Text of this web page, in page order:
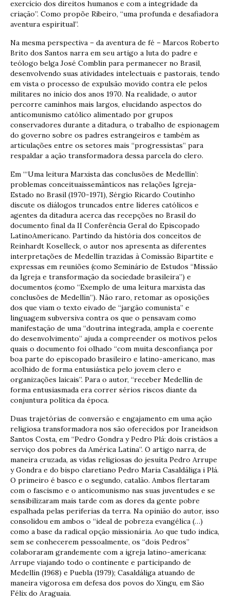
exercício dos direitos humanos e com a integridade da
criação”. Como propõe Ribeiro, “uma profunda e desafiadora
aventura espiritual”.
Na mesma perspectiva – da aventura de fé – Marcos Roberto
Brito dos Santos narra em seu artigo a luta do padre e
teólogo belga José Comblin para permanecer no Brasil,
desenvolvendo suas atividades intelectuais e pastorais, tendo
em vista o processo de expulsão movido contra ele pelos
militares no início dos anos 1970. Na realidade, o autor
percorre caminhos mais largos, elucidando aspectos do
anticomunismo católico alimentado por grupos
conservadores durante a ditadura, o trabalho de espionagem
do governo sobre os padres estrangeiros e também as
articulações entre os setores mais “progressistas” para
respaldar a ação transformadora dessa parcela do clero.
Em “‘Uma leitura Marxista das conclusões de Medellín’:
problemas conceituaissemânticos nas relações Igreja-
Estado no Brasil (1970-1971), Sérgio Ricardo Coutinho
discute os diálogos truncados entre líderes católicos e
agentes da ditadura acerca das recepções no Brasil do
documento final da II Conferência Geral do Episcopado
LatinoAmericano. Partindo da história dos conceitos de
Reinhardt Koselleck, o autor nos apresenta as diferentes
interpretações de Medellín trazidas à Comissão Bipartite e
expressas em reuniões (como Seminário de Estudos “Missão
da Igreja e transformação da sociedade brasileira”) e
documentos (como “Exemplo de uma leitura marxista das
conclusões de Medellín”). Não raro, retomar as oposições
dos que viam o texto eivado de “jargão comunista” e
linguagem subversiva contra os que o pensavam como
manifestação de uma “doutrina integrada, ampla e coerente
do desenvolvimento” ajuda a compreender os motivos pelos
quais o documento foi olhado “com muita desconfiança por
boa parte do episcopado brasileiro e latino-americano, mas
acolhido de forma entusiástica pelo jovem clero e
organizações laicais”. Para o autor, “receber Medellín de
forma entusiasmada era correr sérios riscos diante da
conjuntura política da época.
Duas trajetórias de conversão e engajamento em uma ação
religiosa transformadora nos são oferecidos por Iraneidson
Santos Costa, em “Pedro Gondra y Pedro Plá: dois cristãos a
serviço dos pobres da América Latina”. O artigo narra, de
maneira cruzada, as vidas religiosas do jesuíta Pedro Arrupe
y Gondra e do bispo claretiano Pedro Maria Casaldáliga i Plá.
O primeiro é basco e o segundo, catalão. Ambos flertaram
com o fascismo e o anticomunismo nas suas juventudes e se
sensibilizaram mais tarde com as dores da gente pobre
espalhada pelas periferias da terra. Na opinião do autor, isso
consolidou em ambos o “ideal de pobreza evangélica (…)
como a base da radical opção missionária. Ao que tudo indica,
sem se conhecerem pessoalmente, os “dois Pedros”
colaboraram grandemente com a igreja latino-americana:
Arrupe viajando todo o continente e participando de
Medellín (1968) e Puebla (1979); Casaldáliga atuando de
maneira vigorosa em defesa dos povos do Xingu, em São
Félix do Araguaia.